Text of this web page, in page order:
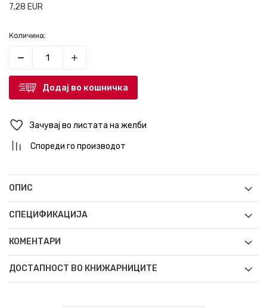
7,28 EUR
Количина:
Додај во кошничка
Зачувај во листата на желби
Спореди го производот
ОПИС
СПЕЦИФИКАЦИЈА
КОМЕНТАРИ
ДОСТАПНОСТ ВО КНИЖАРНИЦИТЕ